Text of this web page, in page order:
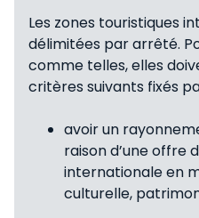
Les zones touristiques
délimitées par arrêté.
comme telles, elles
critères suivants fixés
avoir un
raison d’une offre
internationale en
culturelle,